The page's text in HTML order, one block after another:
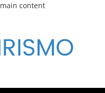
content